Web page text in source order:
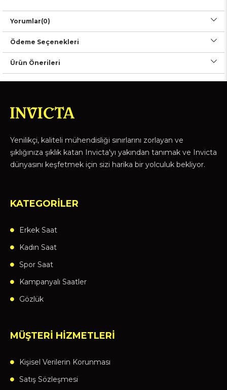
Yorumlar(0)
Ödeme Seçenekleri
Ürün Önerileri
Yenilikçi, kaliteli mühendisliği sınırlarını zorlayan ve
şıklığınıza şıklık katan Invicta'yı yakından tanımak ve Invicta
dünyasını keşfetmek için sizi harika bir yolculuk bekliyor.
KATEGORİLER
Erkek Saat
Kadın Saat
Spor Saat
Kampanyalı Saatler
Gözlük
MÜŞTERİ HİZMETLERİ
Kişisel Verilerin Korunması
Satış Sözleşmesi